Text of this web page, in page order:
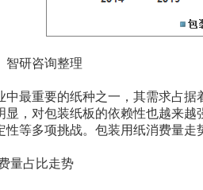
智研咨询整理
中最重要的纸种之一，其需求占
显，对包装纸板的依赖性也越来
等多项挑战。包装用纸消费量走
量占比走势